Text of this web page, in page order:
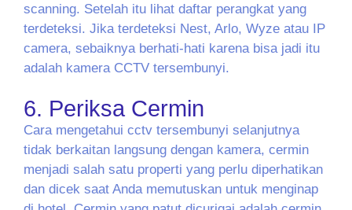
scanning. Setelah itu lihat daftar perangkat yang
terdeteksi. Jika terdeteksi Nest, Arlo, Wyze atau IP
camera, sebaiknya berhati-hati karena bisa jadi itu
adalah kamera CCTV tersembunyi.
6. Periksa Cermin
Cara mengetahui cctv tersembunyi selanjutnya
tidak berkaitan langsung dengan kamera, cermin
menjadi salah satu properti yang perlu diperhatikan
dan dicek saat Anda memutuskan untuk menginap